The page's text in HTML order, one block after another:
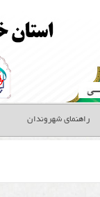
راهنمای شهروندان